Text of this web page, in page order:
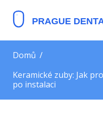
Domů
Keramické zuby: Jak
po instalaci